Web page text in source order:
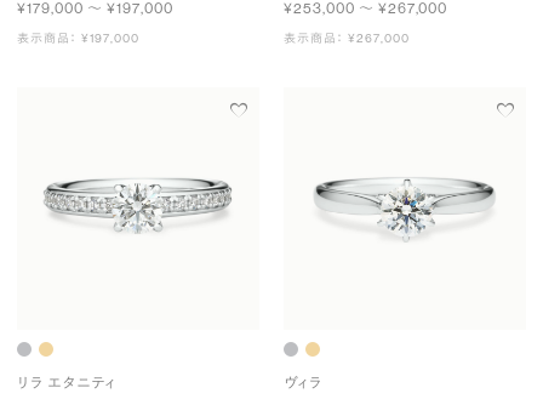
¥179,000 〜 ¥197,000
表示商品： ¥197,000
¥253,000 〜 ¥267,000
表示商品： ¥267,000
リラ エタニティ ヴィラ